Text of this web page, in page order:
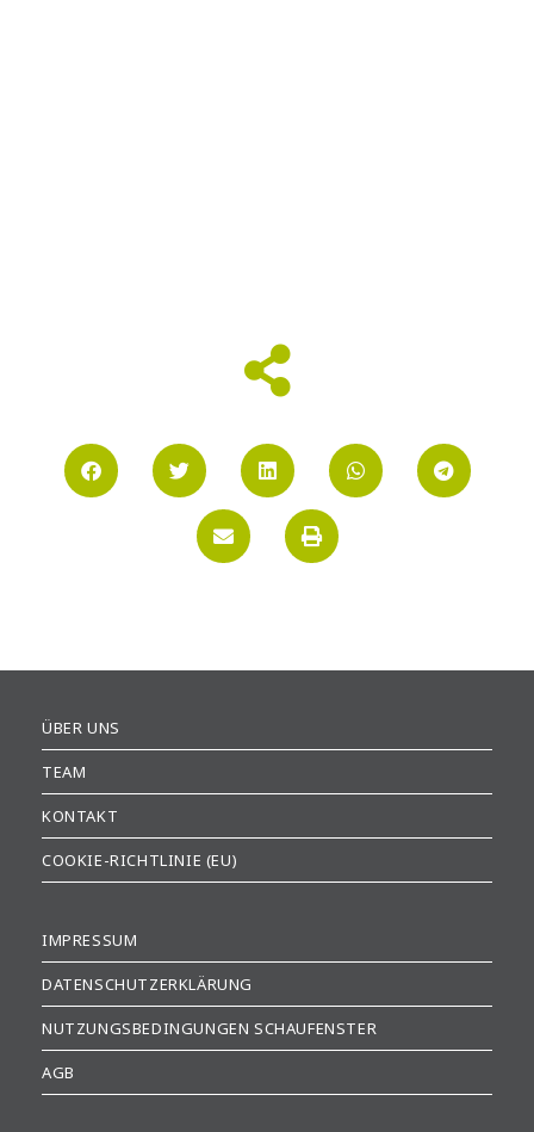
ÜBER UNS
TEAM
KONTAKT
COOKIE-RICHTLINIE (EU)
IMPRESSUM
DATENSCHUTZERKLÄRUNG
NUTZUNGSBEDINGUNGEN SCHAUFENSTER
AGB